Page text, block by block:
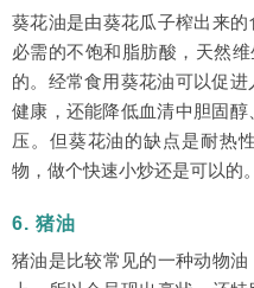
葵花油是由葵花瓜子榨出来
必需的不饱和脂肪酸，天然
的。经常食用葵花油可以促
健康，还能降低血清中胆固
压。但葵花油的缺点是耐热
物，做个快速小炒还是可以的。
6. 猪油
猪油是比较常见的一种动物